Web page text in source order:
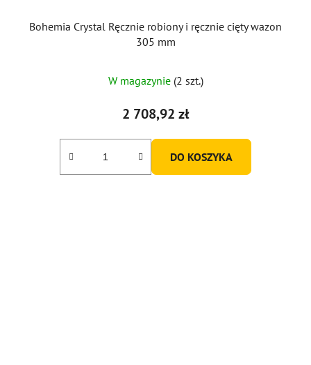
Bohemia Crystal Ręcznie robiony i ręcznie cięty wazon
305 mm
W magazynie (2 szt.)
2 708,92 zł
DO KOSZYKA